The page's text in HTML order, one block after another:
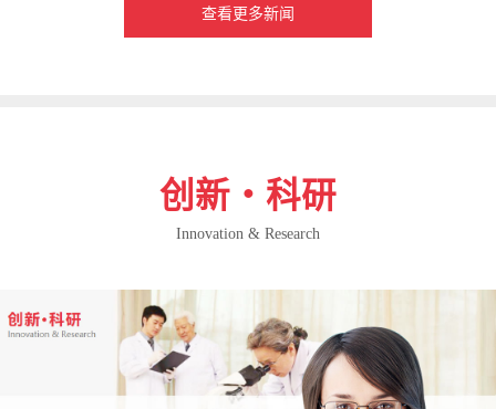
查看更多新闻
创新・科研
Innovation & Research